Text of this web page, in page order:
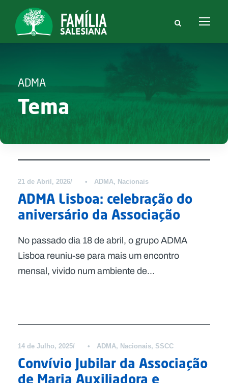
ADMA
Tema
Notícias
21 de Abril, 2026 • ADMA, Nacionais
ADMA Lisboa: celebração do
aniversário da Associação
No passado dia 18 de abril, o grupo ADMA
Lisboa reuniu-se para mais um encontro
mensal, vivido num ambiente de...
14 de Julho, 2025 • ADMA, Nacionais, SSCC
Convívio Jubilar da Associação
de Maria Auxiliadora e